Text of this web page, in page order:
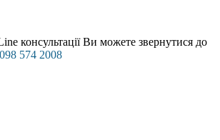
консультації Ви можете звернутися до
574 2008